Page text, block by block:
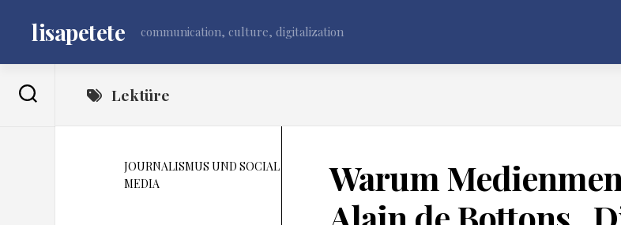
contentlisapetete communication, culture, digitalization
Lektüre
JOURNALISMUS UND SOCIAL
MEDIA
Warum